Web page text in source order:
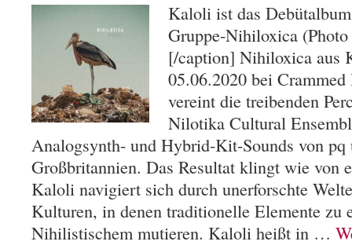
Kaloli ist das
Gruppe-Nihiloxica
[/caption] Nihiloxica aus
05.06.2020 bei
vereint die treibenden
Nilotika Cultural
Analogsynth- und Hybrid-Kit-Sounds von pq
Großbritannien. Das Resultat klingt wie von
Kaloli navigiert sich durch unerforschte
Kulturen, in denen traditionelle Elemente zu
Nihilistischem mutieren. Kaloli heißt in …